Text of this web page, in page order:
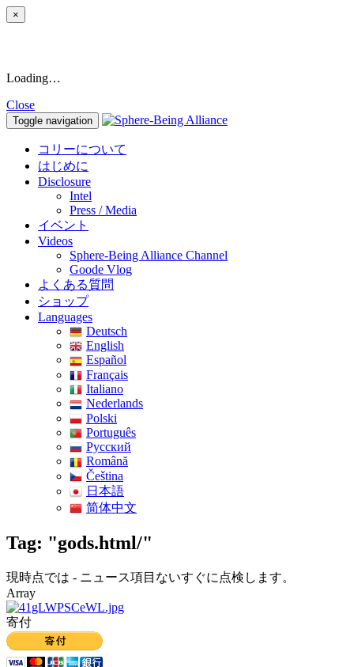
×
Loading…
Close
Toggle navigation
コリーについて
はじめに
Disclosure
Intel
Press / Media
イベント
Videos
Sphere-Being Alliance Channel
Goode Vlog
よくある質問
ショップ
Languages
Deutsch
English
Español
Français
Italiano
Nederlands
Polski
Português
Pусский
Română
Čeština
日本語
简体中文
Tag: "gods.html/"
現時点では - ニュース項目ないすぐに点検します。
Array
寄付